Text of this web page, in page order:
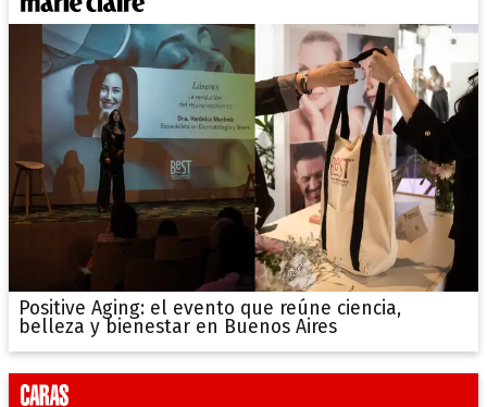
Positive Aging: el evento que reúne ciencia,
belleza y bienestar en Buenos Aires